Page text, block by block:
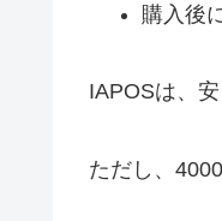
購入後
IAPOSは、
ただし、